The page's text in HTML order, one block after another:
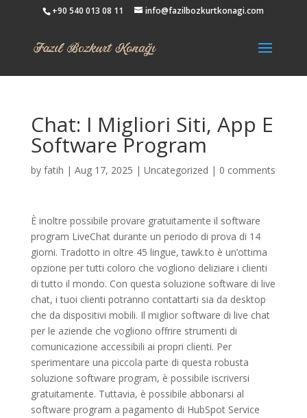
+90 540 013 08 11 info@fazilbozkurtkonagi.com
Chat: I Migliori Siti, App E
Software Program
by fatih | Aug 17, 2025 | Uncategorized | 0 comments
È inoltre possibile provare gratuitamente il software
program LiveChat durante un periodo di prova di 14
giorni. Tradotto in oltre 45 lingue, tawk.to è un’ottima
opzione per tutti coloro che vogliono deliziare i clienti
di tutto il mondo. Con questa soluzione software di live
chat, i tuoi clienti potranno contattarti sia da desktop
che da dispositivi mobili. Il miglior software di live chat
per le aziende che vogliono offrire strumenti di
comunicazione accessibili ai propri clienti. Per
sperimentare una piccola parte di questa robusta
soluzione software program, è possibile iscriversi
gratuitamente. Tuttavia, è possibile abbonarsi al
software program a pagamento di HubSpot Service